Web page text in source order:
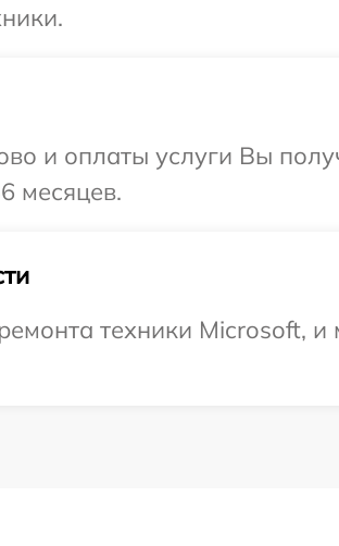
и оплаты услуги Вы
месяцев.
техники Microsoft, и